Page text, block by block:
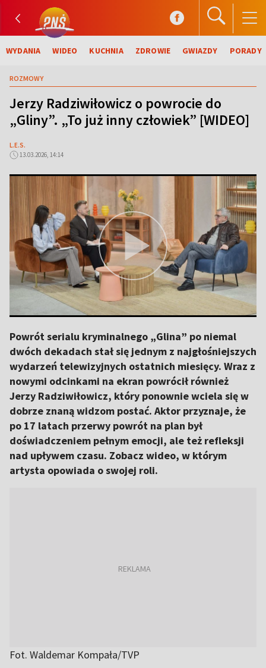
WYDANIA WIDEO KUCHNIA ZDROWIE GWIAZDY PORADY
ROZMOWY
Jerzy Radziwiłowicz o powrocie do
„Gliny”. „To już inny człowiek” [WIDEO]
L.E.S.
13.03.2026, 14:14
Powrót serialu kryminalnego „Glina” po niemal
dwóch dekadach stał się jednym z najgłośniejszych
wydarzeń telewizyjnych ostatnich miesięcy. Wraz z
nowymi odcinkami na ekran powrócił również
Jerzy Radziwiłowicz, który ponownie wciela się w
dobrze znaną widzom postać. Aktor przyznaje, że
po 17 latach przerwy powrót na plan był
doświadczeniem pełnym emocji, ale też refleksji
nad upływem czasu. Zobacz wideo, w którym
artysta opowiada o swojej roli.
Fot. Waldemar Kompała/TVP